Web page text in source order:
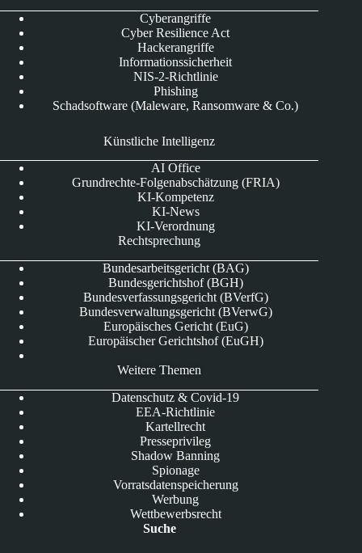
Cyberangriffe
Cyber Resilience Act
Hackerangriffe
Informationssicherheit
NIS-2-Richtlinie
Phishing
Schadsoftware (Maleware, Ransomware & Co.)
Künstliche Intelligenz
AI Office
Grundrechte-Folgenabschätzung (FRIA)
KI-Kompetenz
KI-News
KI-Verordnung
Rechtsprechung
Bundesarbeitsgericht (BAG)
Bundesgerichtshof (BGH)
Bundesverfassungsgericht (BVerfG)
Bundesverwaltungsgericht (BVerwG)
Europäisches Gericht (EuG)
Europäischer Gerichtshof (EuGH)
Weitere Themen
Datenschutz & Covid-19
EEA-Richtlinie
Kartellrecht
Presseprivileg
Shadow Banning
Spionage
Vorratsdatenspeicherung
Werbung
Wettbewerbsrecht
Suche